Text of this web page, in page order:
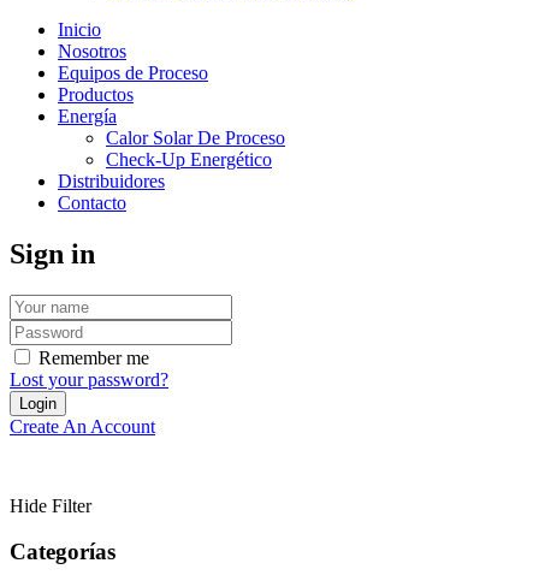
Inicio
Nosotros
Equipos de Proceso
Productos
Energía
Calor Solar De Proceso
Check-Up Energético
Distribuidores
Contacto
Sign in
Remember me
Lost your password?
Create An Account
Hide Filter
Categorías